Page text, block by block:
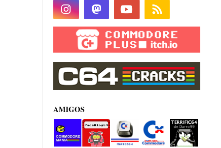
AMIGOS
ore manía
Explora
Commod
ore
PacoBlog
64
Terrifi64
de
Darro99
Marcos64